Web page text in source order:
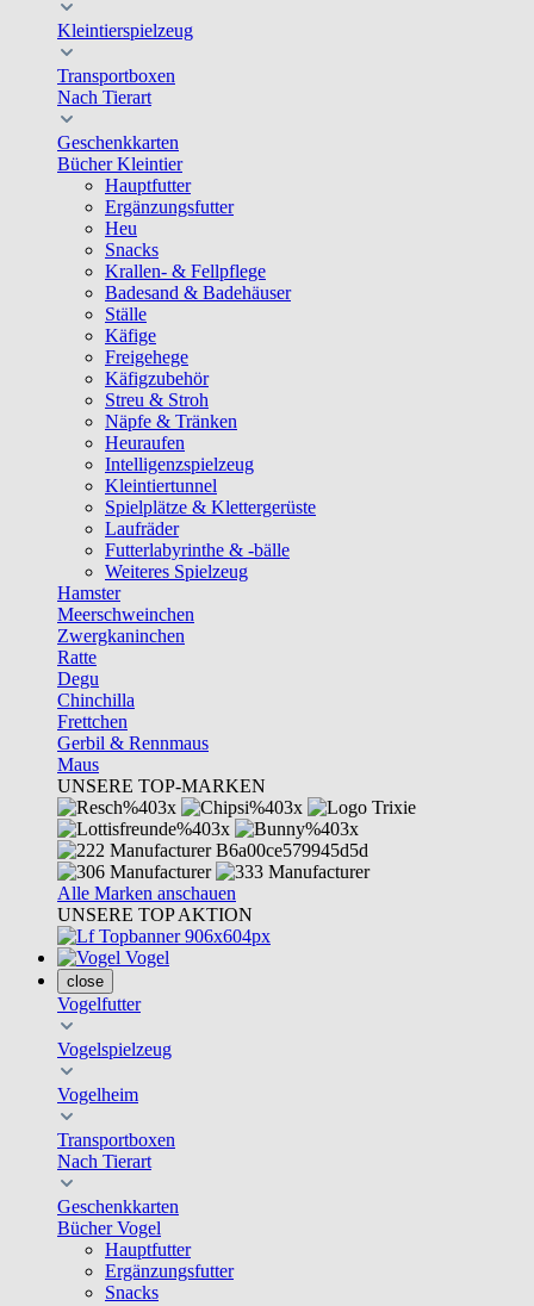
Kleintierspielzeug
Transportboxen
Nach Tierart
Geschenkkarten
Bücher Kleintier
Hauptfutter
Ergänzungsfutter
Heu
Snacks
Krallen- & Fellpflege
Badesand & Badehäuser
Ställe
Käfige
Freigehege
Käfigzubehör
Streu & Stroh
Näpfe & Tränken
Heuraufen
Intelligenzspielzeug
Kleintiertunnel
Spielplätze & Klettergerüste
Laufräder
Futterlabyrinthe & -bälle
Weiteres Spielzeug
Hamster
Meerschweinchen
Zwergkaninchen
Ratte
Degu
Chinchilla
Frettchen
Gerbil & Rennmaus
Maus
UNSERE TOP-MARKEN
Alle Marken anschauen
UNSERE TOP AKTION
Vogel
close
Vogelfutter
Vogelspielzeug
Vogelheim
Transportboxen
Nach Tierart
Geschenkkarten
Bücher Vogel
Hauptfutter
Ergänzungsfutter
Snacks